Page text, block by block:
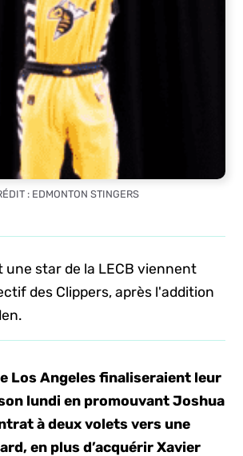
: EDMONTON STINGERS
une star de la LECB viennent
des Clippers, après l'addition
Los Angeles finaliseraient leur
lundi en promouvant Joshua
à deux volets vers une
en plus d’acquérir Xavier